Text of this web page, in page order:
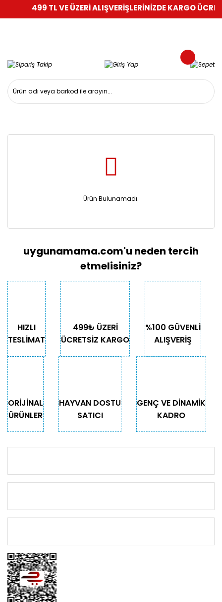
499 TL VE ÜZERİ ALIŞVERİŞLERİNİZDE KARGO
Ürün Bulunamadı.
uygunamama.com'u neden tercih
etmelisiniz?
HIZLI
TESLİMAT
499₺ ÜZERİ
ÜCRETSİZ KARGO
%100 GÜVENLİ
ALIŞVERİŞ
ORİJİNAL
ÜRÜNLER
HAYVAN DOSTU
SATICI
GENÇ VE DİNAMİK
KADRO